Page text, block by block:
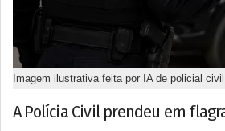
Imagem ilustrativa feita por IA de policial
A Polícia Civil prendeu em